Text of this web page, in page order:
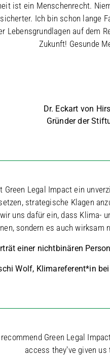
ist ein Menschenrecht.
Ich bin schon lange
Lebensgrundlagen auf dem
Zukunft! Gesunde
Dr. Eckart von
Gründer der
Green Legal Impact ein
strategische Klagen
uns dafür ein, dass Klima-
sondern es auch wirksam
Wolf, Klimareferent*in
Green Legal
access they've given